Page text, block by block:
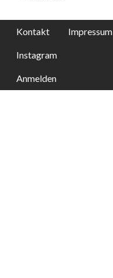
Kontakt Impressum
Instagram
Anmelden